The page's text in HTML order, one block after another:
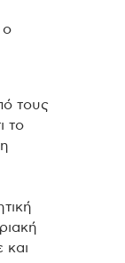
ο
τους
το
και